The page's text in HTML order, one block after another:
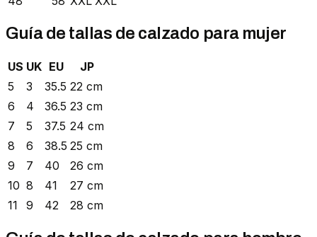
Guía de tallas de calzado para mujer
US UK EU
JP
5
3 35.5 22 cm
6
4 36.5 23 cm
7
5 37.5 24 cm
8
6 38.5 25 cm
9
7 40
26 cm
10 8 41
27 cm
11
9 42 28 cm